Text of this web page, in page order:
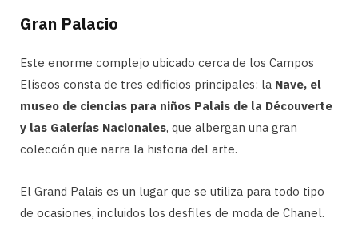
Gran Palacio
Este enorme complejo ubicado cerca de los Campos
Elíseos consta de tres edificios principales: la Nave, el
museo de ciencias para niños Palais de la Découverte
y las Galerías Nacionales, que albergan una gran
colección que narra la historia del arte.
El Grand Palais es un lugar que se utiliza para todo tipo
de ocasiones, incluidos los desfiles de moda de Chanel.